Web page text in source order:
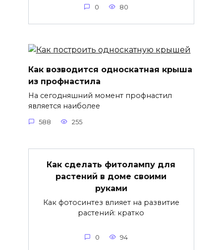
0 80
Как возводится односкатная крыша
из профнастила
На сегодняшний момент профнастил
является наиболее
588 255
Как сделать фитолампу для
растений в доме своими
руками
Как фотосинтез влияет на развитие
растений: кратко
0 94